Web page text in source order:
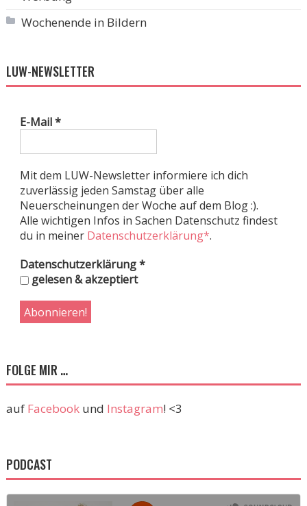
Wochenende in Bildern
LUW-NEWSLETTER
E-Mail*
Mit dem LUW-Newsletter informiere ich dich
zuverlässig jeden Samstag über alle
Neuerscheinungen der Woche auf dem Blog :).
Alle wichtigen Infos in Sachen Datenschutz findest
du in meiner Datenschutzerklärung*.
Datenschutzerklärung*
gelesen & akzeptiert
FOLGE MIR …
auf Facebookund Instagram! <3
PODCAST